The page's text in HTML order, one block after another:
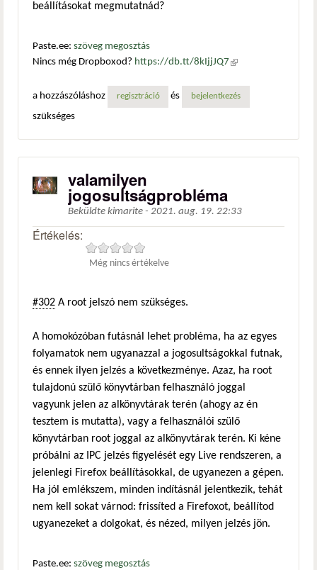
beállításokat megmutatnád?
Paste.ee: szöveg megosztás
Nincs még Dropboxod? https://db.tt/8kIjjJQ7 (külső
a hozzászóláshoz
regisztráció és bejelentkezés
szükséges
valamilyen
jogosultságprobléma
Beküldte kimarite - 2021. aug. 19. 22:33
Értékelés:
Még nincs értékelve
#302 A root jelszó nem szükséges.
A homokózóban futásnál lehet probléma, ha az egyes
folyamatok nem ugyanazzal a jogosultságokkal futnak,
és ennek ilyen jelzés a következménye. Azaz, ha root
tulajdonú szülő könyvtárban felhasználó joggal
vagyunk jelen az alkönyvtárak terén (ahogy az én
tesztem is mutatta), vagy a felhasználói szülő
könyvtárban root joggal az alkönyvtárak terén. Ki kéne
próbálni az IPC jelzés figyelését egy Live rendszeren, a
jelenlegi Firefox beállításokkal, de ugyanezen a gépen.
Ha jól emlékszem, minden indításnál jelentkezik, tehát
nem kell sokat várnod: frissíted a Firefoxot, beállítod
ugyanezeket a dolgokat, és nézed, milyen jelzés jön.
Paste.ee: szöveg megosztás